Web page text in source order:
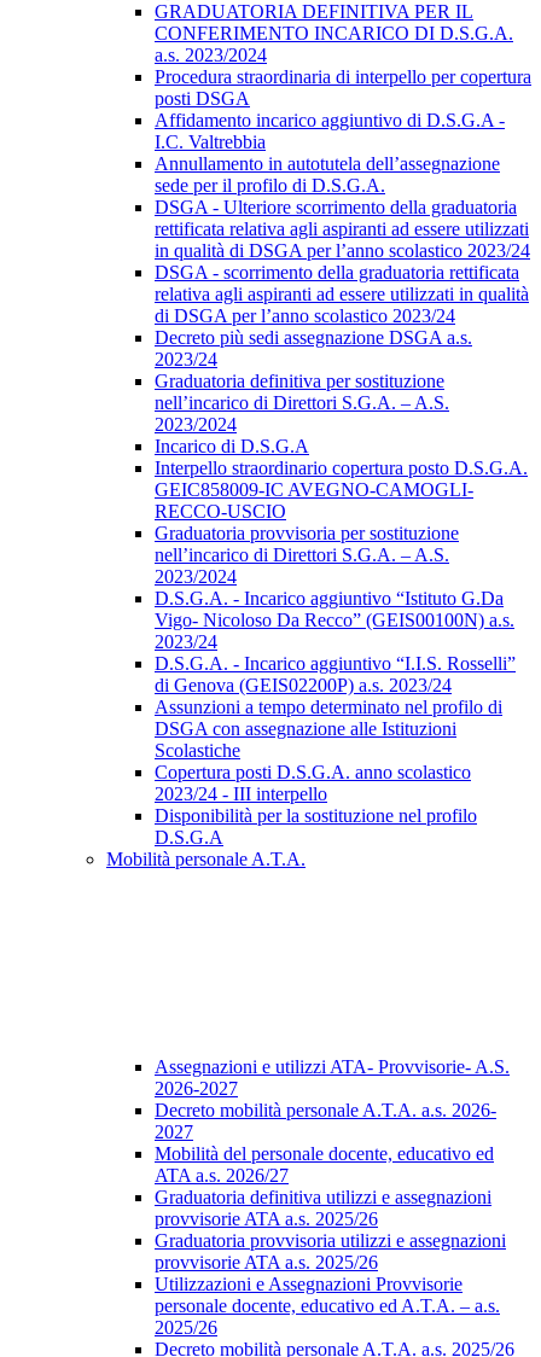
GRADUATORIA DEFINITIVA PER IL
CONFERIMENTO INCARICO DI D.S.G.A.
a.s. 2023/2024
Procedura straordinaria di interpello per copertura
posti DSGA
Affidamento incarico aggiuntivo di D.S.G.A -
I.C. Valtrebbia
Annullamento in autotutela dell’assegnazione
sede per il profilo di D.S.G.A.
DSGA - Ulteriore scorrimento della graduatoria
rettificata relativa agli aspiranti ad essere utilizzati
in qualità di DSGA per l’anno scolastico 2023/24
DSGA - scorrimento della graduatoria rettificata
relativa agli aspiranti ad essere utilizzati in qualità
di DSGA per l’anno scolastico 2023/24
Decreto più sedi assegnazione DSGA a.s.
2023/24
Graduatoria definitiva per sostituzione
nell’incarico di Direttori S.G.A. – A.S.
2023/2024
Incarico di D.S.G.A
Interpello straordinario copertura posto D.S.G.A.
GEIC858009-IC AVEGNO-CAMOGLI-
RECCO-USCIO
Graduatoria provvisoria per sostituzione
nell’incarico di Direttori S.G.A. – A.S.
2023/2024
D.S.G.A. - Incarico aggiuntivo “Istituto G.Da
Vigo- Nicoloso Da Recco” (GEIS00100N) a.s.
2023/24
D.S.G.A. - Incarico aggiuntivo “I.I.S. Rosselli”
di Genova (GEIS02200P) a.s. 2023/24
Assunzioni a tempo determinato nel profilo di
DSGA con assegnazione alle Istituzioni
Scolastiche
Copertura posti D.S.G.A. anno scolastico
2023/24 - III interpello
Disponibilità per la sostituzione nel profilo
D.S.G.A
Mobilità personale A.T.A.
Assegnazioni e utilizzi ATA- Provvisorie- A.S.
2026-2027
Decreto mobilità personale A.T.A. a.s. 2026-
2027
Mobilità del personale docente, educativo ed
ATA a.s. 2026/27
Graduatoria definitiva utilizzi e assegnazioni
provvisorie ATA a.s. 2025/26
Graduatoria provvisoria utilizzi e assegnazioni
provvisorie ATA a.s. 2025/26
Utilizzazioni e Assegnazioni Provvisorie
personale docente, educativo ed A.T.A. – a.s.
2025/26
Decreto mobilità personale A.T.A. a.s. 2025/26